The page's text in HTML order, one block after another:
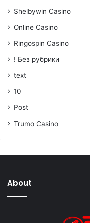
Shelbywin Casino
Online Casino
Ringospin Casino
! Без рубрики
text
10
Post
Trumo Casino
About